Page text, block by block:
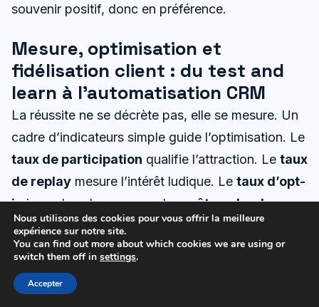
souvenir positif, donc en préférence.
Mesure, optimisation et
fidélisation client : du test and
learn à l’automatisation CRM
La réussite ne se décrète pas, elle se mesure. Un
cadre d’indicateurs simple guide l’optimisation. Le
taux de participation qualifie l’attraction. Le taux
de replay mesure l’intérêt ludique. Le taux d’opt-
injauge la valeur perçue. Lecoût par lead
ramène l’investissement à l’unité. Et laconversion
post-jeusigne la rentabilité. Ces chiffres
s’interprètent ensemble, car ils décrivent une
chaîne, pas des silos.
Nous utilisons des cookies pour vous offrir la meilleure
expérience sur notre site.
You can find out more about which cookies we are using or
switch them off in settings.
Accepter